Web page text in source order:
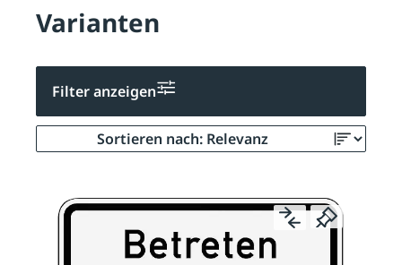
Varianten
Filter anzeigen